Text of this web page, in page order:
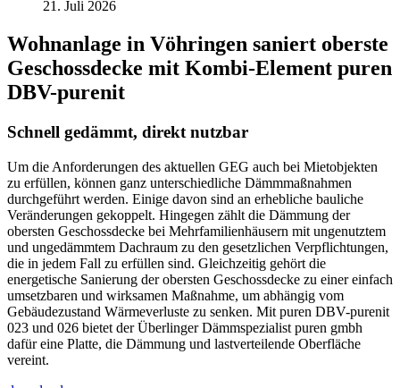
21. Juli 2026
Wohnanlage in Vöhringen saniert oberste
Geschossdecke mit Kombi-Element puren
DBV-purenit
Schnell gedämmt, direkt nutzbar
Um die Anforderungen des aktuellen GEG auch bei Mietobjekten
zu erfüllen, können ganz unterschiedliche Dämmmaßnahmen
durchgeführt werden. Einige davon sind an erhebliche bauliche
Veränderungen gekoppelt. Hingegen zählt die Dämmung der
obersten Geschossdecke bei Mehrfamilienhäusern mit ungenutztem
und ungedämmtem Dachraum zu den gesetzlichen Verpflichtungen,
die in jedem Fall zu erfüllen sind. Gleichzeitig gehört die
energetische Sanierung der obersten Geschossdecke zu einer einfach
umsetzbaren und wirksamen Maßnahme, um abhängig vom
Gebäudezustand Wärmeverluste zu senken. Mit puren DBV-purenit
023 und 026 bietet der Überlinger Dämmspezialist puren gmbh
dafür eine Platte, die Dämmung und lastverteilende Oberfläche
vereint.